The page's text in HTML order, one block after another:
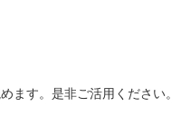
ます。是非ご活用ください。